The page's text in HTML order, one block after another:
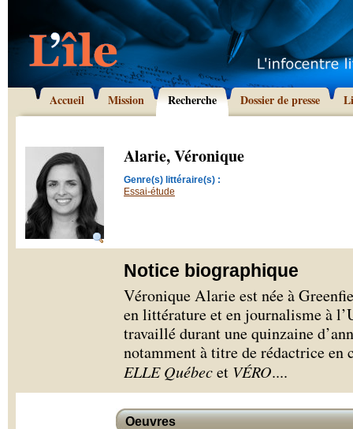
Accueil Mission Recherche Dossier de presse
Alarie, Véronique
Genre(s) littéraire(s) :
Essai-étude
Notice biographique
Véronique Alarie est née à
en littérature et en journalisme à
travaillé durant une quinzaine
notamment à titre de rédactrice en
ELLE Québecet VÉRO....
Oeuvres